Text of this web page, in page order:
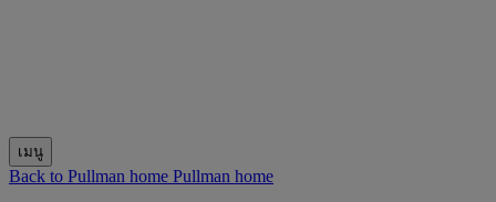
เมนู
Back to Pullman home Pullman home